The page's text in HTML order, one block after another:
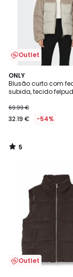
Outlet
ONLY
Blusão curto com
subida, tecido
69.99 €
32.19 € -54%
5
/
5
5
/
Outlet